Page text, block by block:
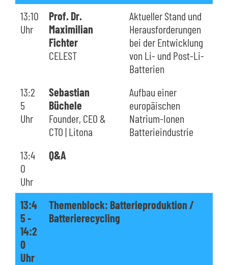
13:10
Uhr
Prof. Dr.
Maximilian
Fichter
CELEST
Aktueller Stand und
Herausforderungen
bei der Entwicklung
von Li- und Post-Li-
Batterien
13:2
5
Uhr
Sebastian
Büchele
Founder, CEO &
CTO | Litona
Aufbau einer
europäischen
Natrium-Ionen
Batterieindustrie
13:4
0
Uhr
Q&A
13:4
5 -
14:2
0
Uhr
Themenblock: Batterieproduktion /
Batterierecycling